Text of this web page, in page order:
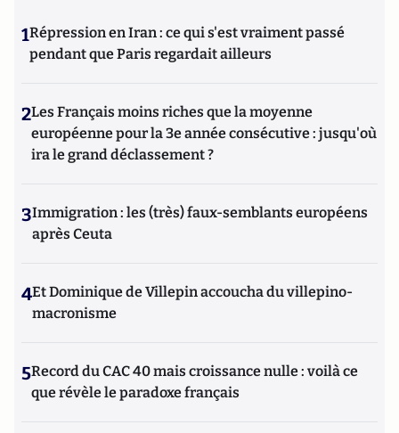
1Répression en Iran : ce qui s'est vraiment passé
pendant que Paris regardait ailleurs
2Les Français moins riches que la moyenne
européenne pour la 3e année consécutive : jusqu'où
ira le grand déclassement ?
3Immigration : les (très) faux-semblants européens
après Ceuta
4Et Dominique de Villepin accoucha du villepino-
macronisme
5Record du CAC 40 mais croissance nulle : voilà ce
que révèle le paradoxe français